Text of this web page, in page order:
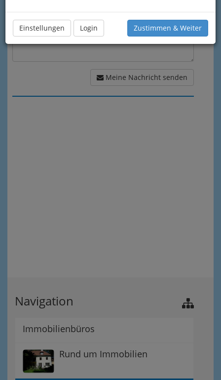
Einstellungen Login Zustimmen & Weiter
Meine Nachricht senden
Navigation
Immobilienbüros
Rund um Immobilien